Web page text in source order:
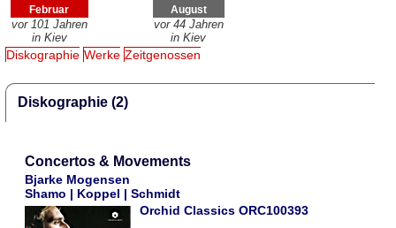
Februar
vor 101 Jahren
in Kiev
August
vor 44 Jahren
in Kiev
Diskographie Werke Zeitgenossen
Diskographie (2)
Concertos & Movements
Bjarke Mogensen
Shamo | Koppel | Schmidt
Orchid Classics ORC100393